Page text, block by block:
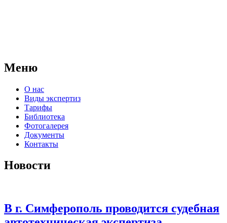
Меню
О нас
Виды экспертиз
Тарифы
Библиотека
Фотогалерея
Документы
Контакты
Новости
В г. Симферополь проводится судебная